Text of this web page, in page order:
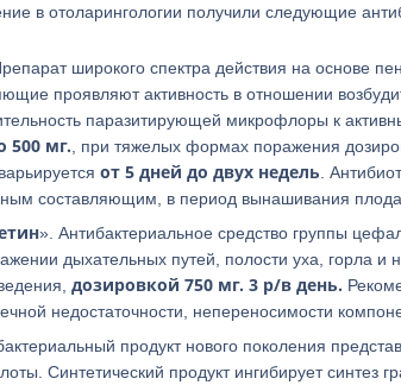
в отоларингологии получили следующие
широкого спектра действия на основе
проявляют активность в отношении
паразитирующей микрофлоры к
500 мг. , при тяжелых формах поражения
от 5 дней до двух недель .
составляющим, в период вынашивания
». Антибактериальное средство группы
дыхательных путей, полости уха, горла
дозировкой 750 мг. 3 р/в день.
недостаточности, непереносимости
продукт нового поколения
Синтетический продукт ингибирует